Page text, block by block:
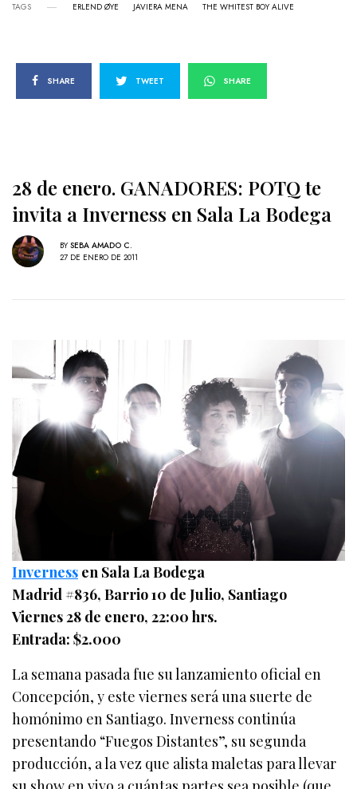
TAGS ERLEND ØYE JAVIERA MENA THE WHITEST BOY ALIVE
SHARE TWEET SHARE
28 de enero. GANADORES: POTQ te
invita a Inverness en Sala La Bodega
BY SEBA AMADO C.
27 DE ENERO DE 2011
Inverness en Sala La Bodega
Madrid #836, Barrio 10 de Julio, Santiago
Viernes 28 de enero, 22:00 hrs.
Entrada: $2.000
La semana pasada fue su lanzamiento oficial en
Concepción, y este viernes será una suerte de
homónimo en Santiago. Inverness continúa
presentando “Fuegos Distantes”, su segunda
producción, a la vez que alista maletas para llevar